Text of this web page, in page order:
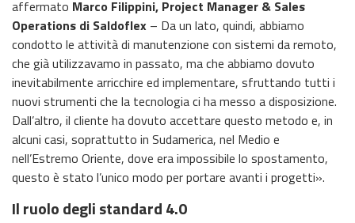
affermato Marco Filippini, Project Manager & Sales
Operations di Saldoflex – Da un lato, quindi, abbiamo
condotto le attività di manutenzione con sistemi da remoto,
che già utilizzavamo in passato, ma che abbiamo dovuto
inevitabilmente arricchire ed implementare, sfruttando tutti i
nuovi strumenti che la tecnologia ci ha messo a disposizione.
Dall’altro, il cliente ha dovuto accettare questo metodo e, in
alcuni casi, soprattutto in Sudamerica, nel Medio e
nell’Estremo Oriente, dove era impossibile lo spostamento,
questo è stato l’unico modo per portare avanti i progetti».
Il ruolo degli standard 4.0